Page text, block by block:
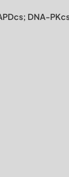
DNA-